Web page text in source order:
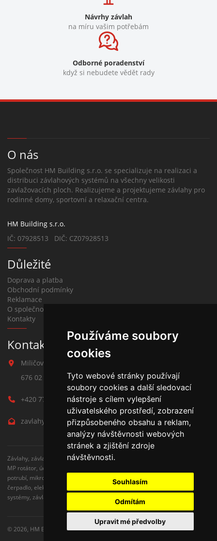
Používáme soubory
cookies
Tyto webové stránky používají
soubory cookies a další sledovací
nástroje s cílem vylepšení
uživatelského prostředí, zobrazení
přizpůsobeného obsahu a reklam,
analýzy návštěvnosti webových
stránek a zjištění zdroje
návštěvnosti.
Souhlasím
Odmítám
Upravit mé předvolby
Návrhy závlah
na míru vašim potřebám
Odborné poradenství
když si nebudete vědět rady
O nás
Společnost HM Building s.r.o. se specializuje na realizaci a
distribuci závlahových systémů na všechny velikosti
zavlažovacích ploch. Realizujeme a projektujeme závlahy pro
rodinné domy, sportovní a relaxační centra.
HM Building s.r.o.
IČ: 07928513 DIČ: CZ07928513
Důležité
Doprava a platba
Obchodní podmínky
Reklamace
O společnosti
Kontakty
Kontakt na závlahy
Miličova 541
676 02 Moravské Budějovice
+420 777 780 938
zavlahy@hmbuilding.cz
Závlahy, závlahové systémy, AZS, postřikovače, trysky, kapenkova závlaha,
MP rotátor, úderove postřikovače, automatické zavlažovaní, kapkovací
potrubí, mikrozávlaha, zahradní hadice, zahradní sloupky, Hunter,
čerpadlo, elektromagnetické ventily, zavlažovaní trávníku, zavlažovací
systémy, závlaha svépomocí, rozvodné potrubí, čidlo srážek
© 2026, HM Building s.r.o.